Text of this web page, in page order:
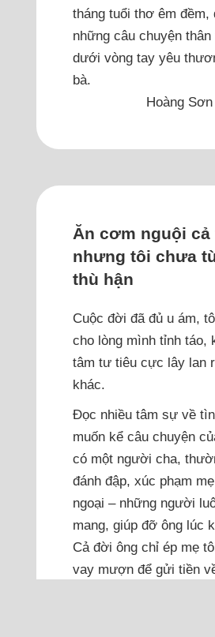
tháng tuổi thơ êm đềm,
những câu chuyện
dưới vòng tay yêu
bà.
Hoàng
Ăn cơm nguội
nhưng tôi chưa
thù hận
Cuộc đời đã đủ u ám,
cho lòng mình tỉnh táo,
tâm tư tiêu cực lây lan
khác.
Đọc nhiều tâm sự về
muốn kể câu chuyện
có một người cha,
đánh đập, xúc phạm
ngoại – những người
mang, giúp đỡ ông lúc
Cả đời ông chỉ ép mẹ
vay mượn để gửi tiền